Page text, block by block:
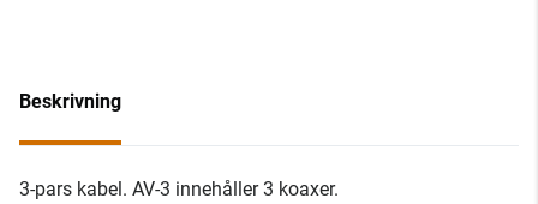
Beskrivning
3-pars kabel. AV-3 innehåller 3 koaxer.